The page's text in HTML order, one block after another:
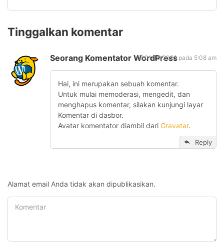
Tinggalkan komentar
Seorang Komentator WordPress01/10/2022 pada 5:08 am
Hai, ini merupakan sebuah komentar.
Untuk mulai memoderasi, mengedit, dan
menghapus komentar, silakan kunjungi layar
Komentar di dasbor.
Avatar komentator diambil dari Gravatar.
Reply
Alamat email Anda tidak akan dipublikasikan.
Komentar